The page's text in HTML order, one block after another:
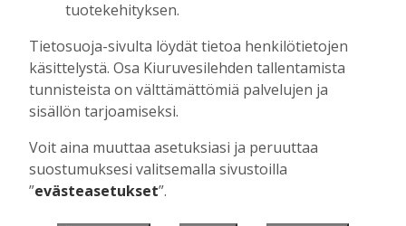
Hanna Soini
Liikuntasalin purku kovaa vauhtia
käynnissä – Pihalla kaivuutöitä jarruttaa
kallio
Tilaajille
tuotekehityksen.
Tietosuoja-sivulta löydät tietoa henkilötietojen
käsittelystä. Osa Kiuruvesilehden tallentamista
tunnisteista on välttämättömiä palvelujen ja
sisällön tarjoamiseksi.
Voit aina muuttaa asetuksiasi ja peruuttaa
suostumuksesi valitsemalla sivustoilla
”evästeasetukset”.